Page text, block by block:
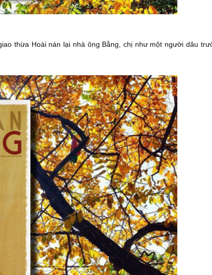
thừa Hoài nán lại nhà ông Bằng, chị như một người dâu